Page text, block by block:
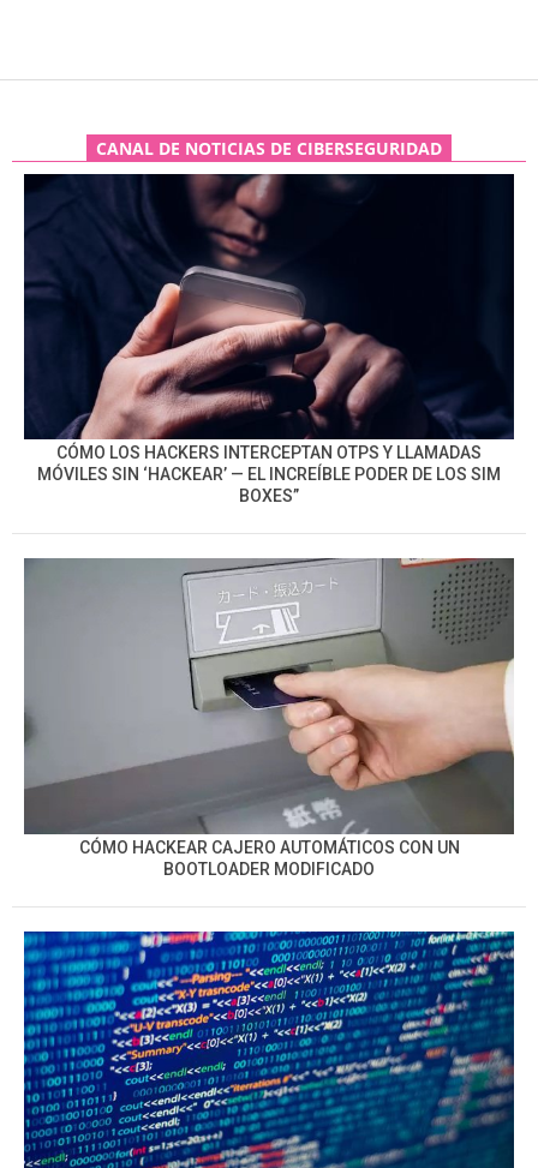
CANAL DE NOTICIAS DE CIBERSEGURIDAD
CÓMO LOS HACKERS INTERCEPTAN OTPS Y LLAMADAS
MÓVILES SIN ‘HACKEAR’ — EL INCREÍBLE PODER DE LOS SIM
BOXES”
CÓMO HACKEAR CAJERO AUTOMÁTICOS CON UN
BOOTLOADER MODIFICADO